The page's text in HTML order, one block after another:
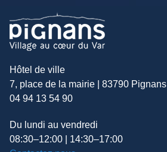
Hôtel de ville
7, place de la mairie | 83790 Pignans
04 94 13 54 90
Du lundi au vendredi
08:30–12:00 | 14:30–17:00